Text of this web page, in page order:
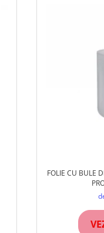
FOLIE CU BULE